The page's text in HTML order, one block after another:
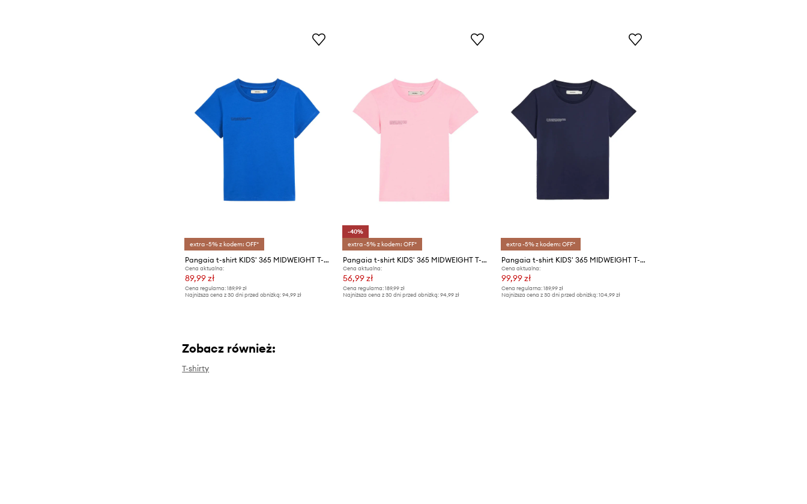
extra -5% z kodem: OFF*
Pangaia t-shirt KIDS' 365 MIDWEIGHT T-SHIRT
Cena aktualna:
89,99 zł
Cena regularna: 189,99 zł
Najniższa cena z 30 dni przed obniżką: 94,99 zł
-40%
extra -5% z kodem: OFF*
Pangaia t-shirt KIDS' 365 MIDWEIGHT T-SHIRT
Cena aktualna:
56,99 zł
Cena regularna: 189,99 zł
Najniższa cena z 30 dni przed obniżką: 94,99 zł
extra -5% z kodem: OFF*
Pangaia t-shirt KIDS' 365 MIDWEIGHT T-SHIRT
Cena aktualna:
99,99 zł
Cena regularna: 189,99 zł
Najniższa cena z 30 dni przed obniżką: 104,99 zł
Zobacz również:
T-shirty